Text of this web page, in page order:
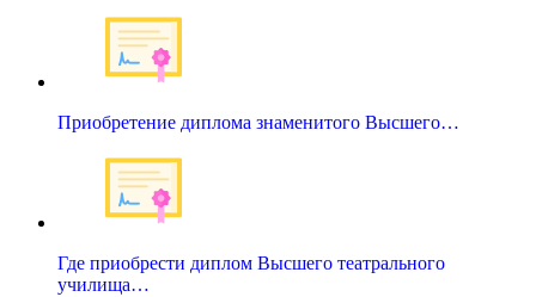
Приобретение диплома знаменитого Высшего…
Где приобрести диплом Высшего театрального
училища…